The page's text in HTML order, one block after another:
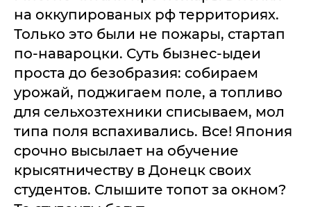
на оккупированых рф территориях.
Только это были не пожары, стартап
по-навароцки. Суть бызнес-ыдеи
проста до безобразия: собираем
урожай, поджигаем поле, а топливо
для сельхозтехники списываем, мол
типа поля вспахивались. Все! Япония
срочно высылает на обучение
крысятничеству в Донецк своих
студентов. Слышите топот за окном?